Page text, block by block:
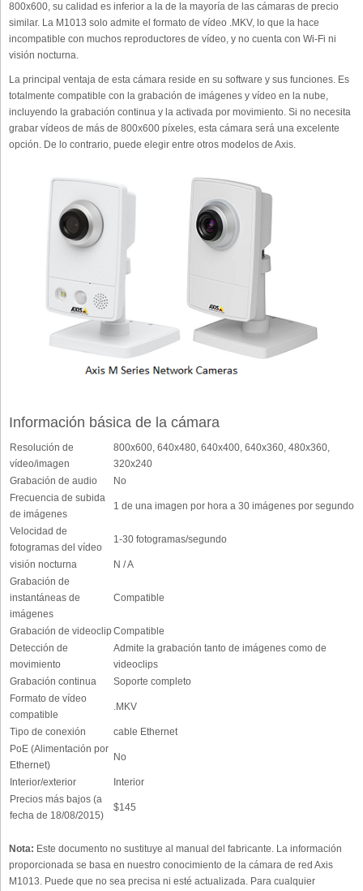
800x600, su calidad es inferior a la de la mayoría de las cámaras de precio
similar. La M1013 solo admite el formato de vídeo .MKV, lo que la hace
incompatible con muchos reproductores de vídeo, y no cuenta con Wi-Fi ni
visión nocturna.
La principal ventaja de esta cámara reside en su software y sus funciones. Es
totalmente compatible con la grabación de imágenes y vídeo en la nube,
incluyendo la grabación continua y la activada por movimiento. Si no necesita
grabar vídeos de más de 800x600 píxeles, esta cámara será una excelente
opción. De lo contrario, puede elegir entre otros modelos de Axis.
Información básica de la cámara
Resolución de
vídeo/imagen
800x600, 640x480, 640x400, 640x360, 480x360,
320x240
Grabación de audio
No
Frecuencia de subida
de imágenes
1 de una imagen por hora a 30 imágenes por segundo
Velocidad de
fotogramas del vídeo
1-30 fotogramas/segundo
visión nocturna
N / A
Grabación de
instantáneas de
imágenes
Compatible
Grabación de videoclipCompatible
Detección de
movimiento
Admite la grabación tanto de imágenes como de
videoclips
Grabación continua
Soporte completo
Formato de vídeo
compatible
.MKV
Tipo de conexión
cable Ethernet
PoE (Alimentación por
Ethernet)
No
Interior/exterior
Interior
Precios más bajos (a
fecha de 18/08/2015)
$145
Nota: Este documento no sustituye al manual del fabricante. La información
proporcionada se basa en nuestro conocimiento de la cámara de red Axis
M1013. Puede que no sea precisa ni esté actualizada. Para cualquier